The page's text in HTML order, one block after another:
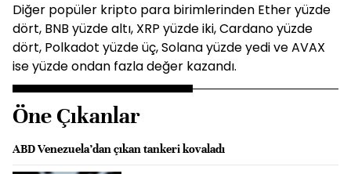
Diğer popüler kripto para birimlerinden Ether yüzde
dört, BNB yüzde altı, XRP yüzde iki, Cardano yüzde
dört, Polkadot yüzde üç, Solana yüzde yedi ve AVAX
ise yüzde ondan fazla değer kazandı.
Öne Çıkanlar
ABD Venezuela’dan çıkan tankeri kovaladı